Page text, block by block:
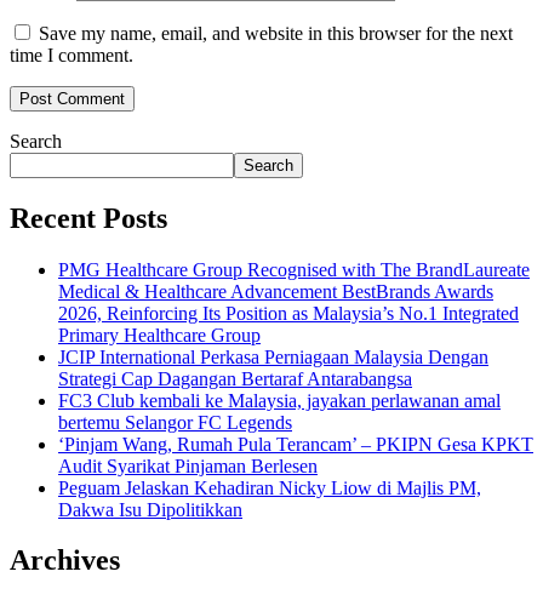
Save my name, email, and website in this browser for the next
time I comment.
Search
Search
Recent Posts
PMG Healthcare Group Recognised with The BrandLaureate
Medical & Healthcare Advancement BestBrands Awards
2026, Reinforcing Its Position as Malaysia’s No.1 Integrated
Primary Healthcare Group
JCIP International Perkasa Perniagaan Malaysia Dengan
Strategi Cap Dagangan Bertaraf Antarabangsa
FC3 Club kembali ke Malaysia, jayakan perlawanan amal
bertemu Selangor FC Legends
‘Pinjam Wang, Rumah Pula Terancam’ – PKIPN Gesa KPKT
Audit Syarikat Pinjaman Berlesen
Peguam Jelaskan Kehadiran Nicky Liow di Majlis PM,
Dakwa Isu Dipolitikkan
Archives